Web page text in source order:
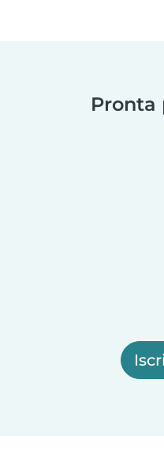
Pronta